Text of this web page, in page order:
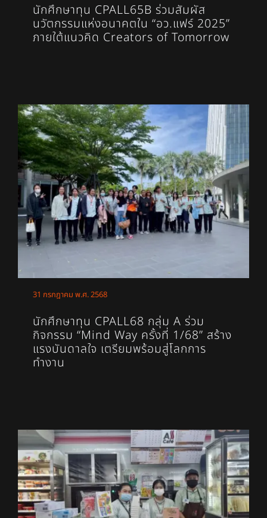
นักศึกษาทุน CPALL65B ร่วมสัมผัส
นวัตกรรมแห่งอนาคตใน “อว.แฟร์ 2025”
ภายใต้แนวคิด Creators of Tomorrow
31 กรกฎาคม พ.ศ. 2568
นักศึกษาทุน CPALL68 กลุ่ม A ร่วม
กิจกรรม “Mind Way ครั้งที่ 1/68” สร้าง
แรงบันดาลใจ เตรียมพร้อมสู่โลกการ
ทำงาน